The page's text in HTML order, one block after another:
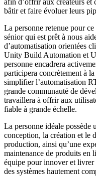
bâtir et faire évoluer leurs
La personne retenue pour
sénior qui est prêt à nous
d’automatisation orientées
Unity Build Automation et
personne encadrera
participera concrètement à
simplifier l’automatisation
grande communauté de
travaillera à offrir aux
fiable à grande échelle.
La personne idéale possède
conception, la création et le
production, ainsi qu’une
maintenance de produits en
équipe pour innover et livrer
des systèmes hautement